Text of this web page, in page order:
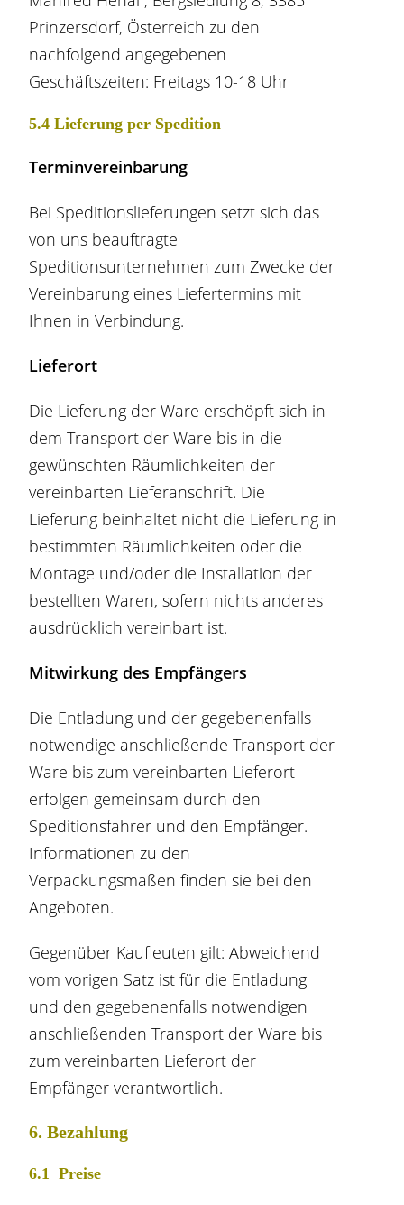
Prinzersdorf, Österreich zu den
nachfolgend angegebenen
Geschäftszeiten: Freitags 10-18 Uhr
5.4 Lieferung per Spedition
Terminvereinbarung
Bei Speditionslieferungen setzt sich das
von uns beauftragte
Speditionsunternehmen zum Zwecke der
Vereinbarung eines Liefertermins mit
Ihnen in Verbindung.
Lieferort
Die Lieferung der Ware erschöpft sich in
dem Transport der Ware bis in die
gewünschten Räumlichkeiten der
vereinbarten Lieferanschrift. Die
Lieferung beinhaltet nicht die Lieferung in
bestimmten Räumlichkeiten oder die
Montage und/oder die Installation der
bestellten Waren, sofern nichts anderes
ausdrücklich vereinbart ist.
Mitwirkung des Empfängers
Die Entladung und der gegebenenfalls
notwendige anschließende Transport der
Ware bis zum vereinbarten Lieferort
erfolgen gemeinsam durch den
Speditionsfahrer und den Empfänger.
Informationen zu den
Verpackungsmaßen finden sie bei den
Angeboten.
Gegenüber Kaufleuten gilt: Abweichend
vom vorigen Satz ist für die Entladung
und den gegebenenfalls notwendigen
anschließenden Transport der Ware bis
zum vereinbarten Lieferort der
Empfänger verantwortlich.
6. Bezahlung
6.1 Preise